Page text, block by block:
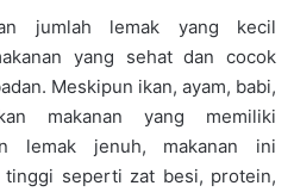
jumlah lemak yang kecil
yang sehat dan cocok
Meskipun ikan, ayam, babi,
makanan yang memiliki
lemak jenuh, makanan ini
tinggi seperti zat besi, protein,